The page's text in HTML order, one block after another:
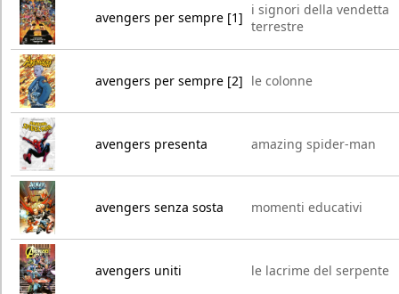
avengers per sempre [1] i signori della vendetta
terrestre
avengers per sempre [2] le colonne
avengers presenta amazing spider-man
avengers senza sosta momenti educativi
avengers uniti le lacrime del serpente